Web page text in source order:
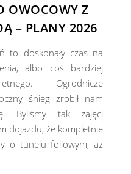
OWOCOWY Z
– PLANY 2026
to doskonały czas na
albo coś bardziej
Ogrodnicze
śnieg zrobił nam
Byliśmy tak zajęci
dojazdu, że kompletnie
o tunelu foliowym, aż